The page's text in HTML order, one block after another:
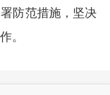
防范措施，坚决
。